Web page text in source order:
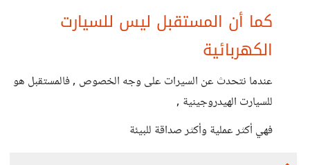
كما أن المستقبل ليس للسيارت
الكهربائية
عندما نتحدث عن السيرات على وجه الخصوص , فالمستقبل هو
للسيارت الهيدروجينية ,
فهي أكثر عملية وأكثر صداقة للبيئة